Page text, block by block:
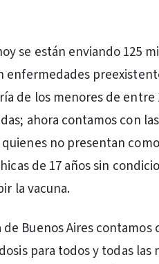
se están enviando 125
enfermedades
de los menores de entre
ahora contamos con
no presentan
de 17 años sin
la vacuna.
Buenos Aires contamos
para todos y todas las